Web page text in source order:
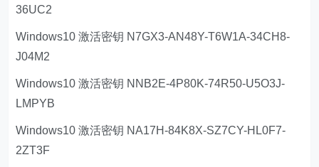
36UC2
Windows10 激活密钥 N7GX3-AN48Y-T6W1A-34CH8-
J04M2
Windows10 激活密钥 NNB2E-4P80K-74R50-U5O3J-
LMPYB
Windows10 激活密钥 NA17H-84K8X-SZ7CY-HL0F7-
2ZT3F